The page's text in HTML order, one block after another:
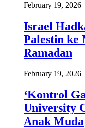
February 19, 2026
Israel
Palestin ke
Ramadan
February 19, 2026
‘Kontrol
University
Anak Muda